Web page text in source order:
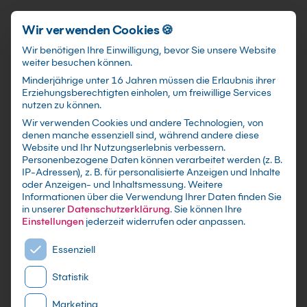
Schnellzugriff
SAP®
Produktkostenplanung
sicher beherrschen Kurs
Individuelle Firmen-und Inhouseschulungen
nach Maß - Live Online oder in Präsenz lernen -
In kleinen Gruppen oder im gezielten
Einzelcoaching
Wir verwenden Cookies 🍪
Wir benötigen Ihre Einwilligung, bevor Sie unsere Website
weiter besuchen können.
Minderjährige unter 16 Jahren müssen die Erlaubnis ihrer
Erziehungsberechtigten einholen, um freiwillige Services
nutzen zu können.
Wir verwenden Cookies und andere Technologien, von
denen manche essenziell sind, während andere diese
Website und Ihr Nutzungserlebnis verbessern.
Personenbezogene Daten können verarbeitet werden (z. B.
IP-Adressen), z. B. für personalisierte Anzeigen und Inhalte
oder Anzeigen- und Inhaltsmessung.Weitere
Informationen über die Verwendung Ihrer Daten finden Sie
in unserer Datenschutzerklärung.Sie können Ihre
Einstellungen jederzeit widerrufen oder anpassen.
Es folgt eine Liste der Service-Gruppen, für die eine
Essenziell
Statistik
Marketing